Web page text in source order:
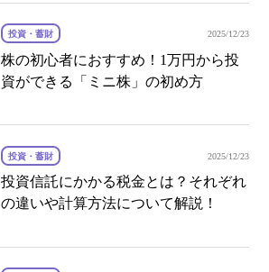
投資・蓄財 2025/12/23
株の初心者におすすめ！1万円から投
資ができる「ミニ株」の初め方
投資・蓄財 2025/12/23
投資信託にかかる税金とは？それぞれ
の違いや計算方法について解説！